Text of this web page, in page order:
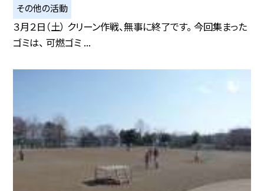
その他の活動
３月２日（土） クリーン作戦、無事に終了です。 今回集まった
ゴミは、 可燃ゴミ ...